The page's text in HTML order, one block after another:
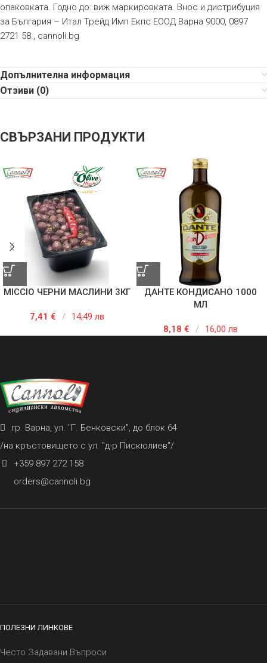
опаковката. Годно до: виж маркировката. Внос и дистрибуция
за България – Итал Трейд Имп Екпс ЕООД Варна 9000, 0897
2721 58., cannoli.bg
Допълнителна информация
Отзиви (0)
СВЪРЗАНИ ПРОДУКТИ
MICCIO ЧЕРНИ МАСЛИНИ 3КГ
7,41 € / 14,49 лв
ДАНТЕ КОНДИСАНО 1000
МЛ
8,18 € / 16,00 лв
гр. Варна, ул. "Г. Бенковски", до блок 64
/на кръстовището с ул. "д-р Пискюлиев"/
+359 897 272 158
orders@cannoli.bg
ПОЛЕЗНИ ЛИНКОВЕ
Често Задавани Въпроси